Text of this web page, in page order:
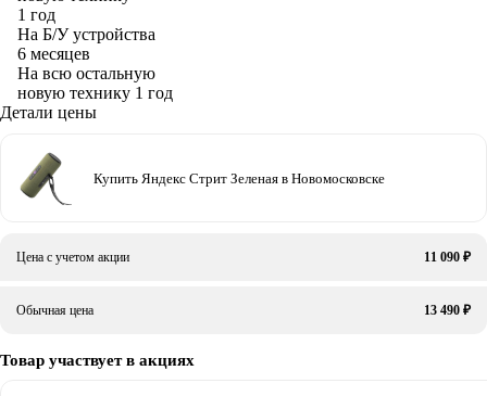
1 год
На Б/У устройства
6 месяцев
На всю остальную
новую технику 1 год
Детали цены
Купить Яндекс Стрит Зеленая в Новомосковске
Цена с учетом акции 11 090 ₽
Обычная цена 13 490 ₽
Товар участвует в акциях